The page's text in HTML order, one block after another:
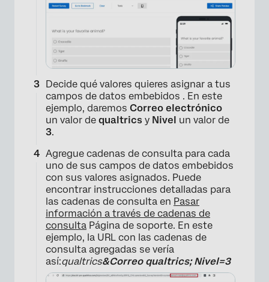
Decide qué valores quieres asignar a tus
campos de datos embebidos . En este
ejemplo, daremos Correo electrónico
un valor de qualtrics y Nivel un valor de
3.
Agregue cadenas de consulta para cada
uno de sus campos de datos embebidos
con sus valores asignados. Puede
encontrar instrucciones detalladas para
las cadenas de consulta en Pasar
información a través de cadenas de
consulta Página de soporte. En este
ejemplo, la URL con las cadenas de
consulta agregadas se vería
así:qualtrics&Correo qualtrics; Nivel=3